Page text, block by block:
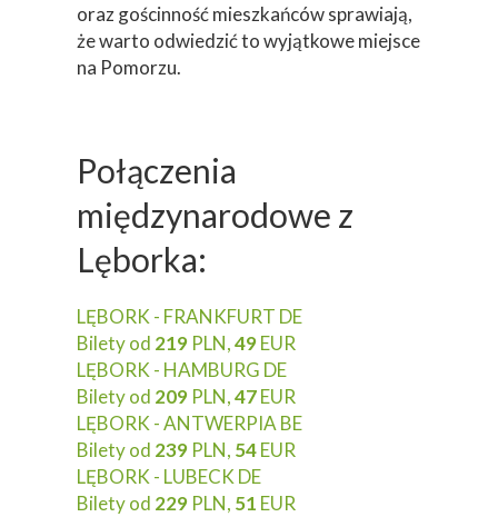
oraz gościnność mieszkańców sprawiają,
że warto odwiedzić to wyjątkowe miejsce
na Pomorzu.
Połączenia
międzynarodowe z
Lęborka:
LĘBORK - FRANKFURT DE
Bilety od 219 PLN,49EUR
LĘBORK - HAMBURG DE
Bilety od 209 PLN,47EUR
LĘBORK - ANTWERPIA BE
Bilety od 239 PLN, 54EUR
LĘBORK - LUBECK DE
Bilety od 229 PLN, 51 EUR